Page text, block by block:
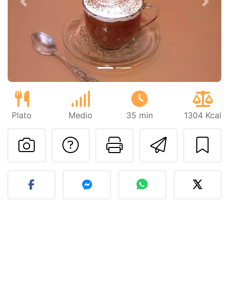
Anterior
Plato Medio 35 min 1304 Kcal
Imprimir
Preguntar al autor
Publicar la foto de esta